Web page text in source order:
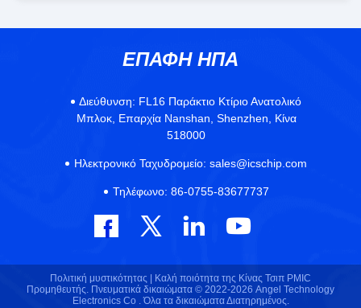
ΕΠΑΦΉ ΗΠΑ
Διεύθυνση: FL16 Παράκτιο Κτίριο Ανατολικό
Μπλοκ, Επαρχία Nanshan, Shenzhen, Κίνα
518000
Ηλεκτρονικό Ταχυδρομείο: sales@icschip.com
Τηλέφωνο: 86-0755-83677737
Πολιτική μυστικότητας |
Καλή ποιότητα της Κίνας Τσιπ PMIC
Προμηθευτής. Πνευματικά δικαιώματα © 2022-2026 Angel Technology
Electronics Co . Όλα τα δικαιώματα Διατηρημένος.